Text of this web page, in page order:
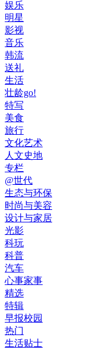
娱乐
明星
影视
音乐
韩流
送礼
生活
壮龄go!
特写
美食
旅行
文化艺术
人文史地
专栏
@世代
生态与环保
时尚与美容
设计与家居
光影
科玩
科普
汽车
心事家事
精选
特辑
早报校园
热门
生活贴士